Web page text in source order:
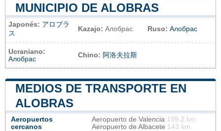
MUNICIPIO DE ALOBRAS
Japonés: アロブラ
ス
Kazajo: Алобрас Ruso: Алобрас
Ucraniano:
Алобрас
Chino: 阿洛夫拉斯
MEDIOS DE TRANSPORTE EN
ALOBRAS
Aeropuertos
cercanos
Aeropuerto de Valencia 109.2 km
Aeropuerto de Albacete 143 km